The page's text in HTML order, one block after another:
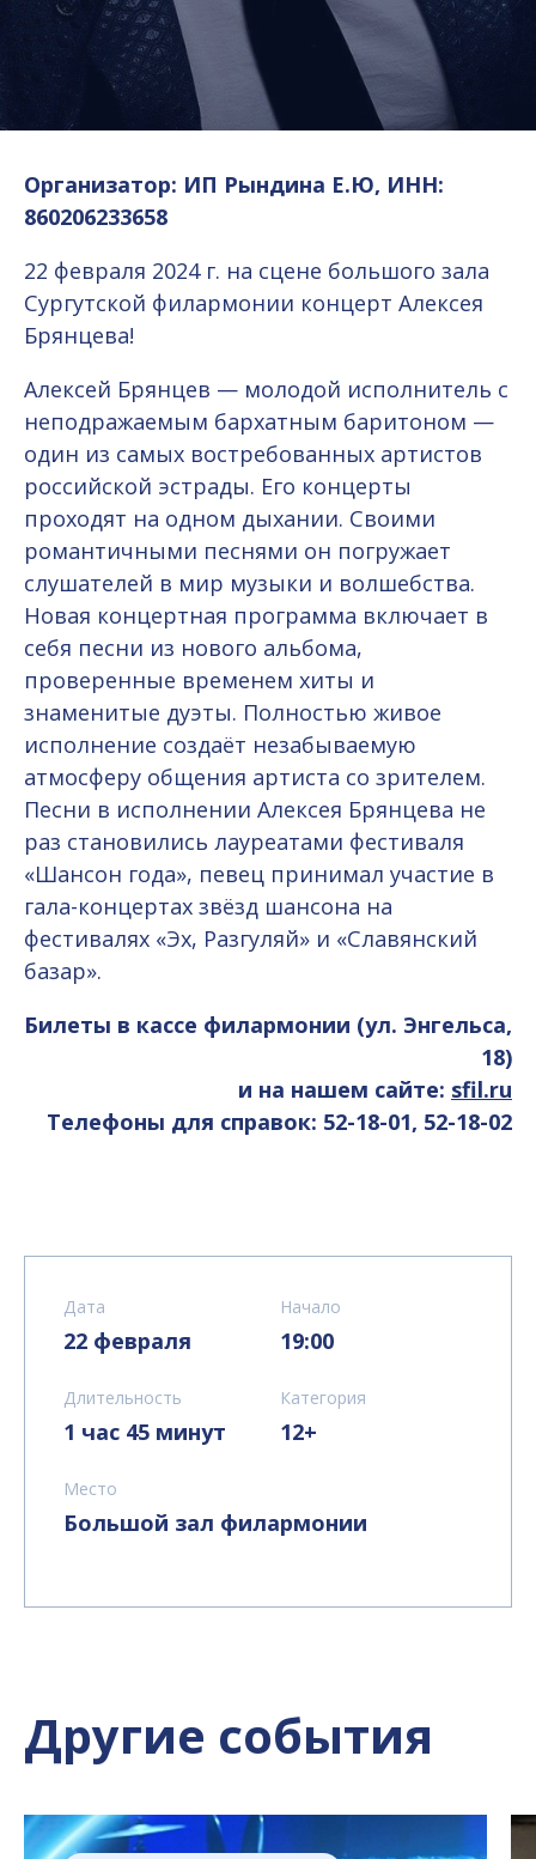
Организатор: ИП Рындина Е.Ю, ИНН:
860206233658
22 февраля 2024 г. на сцене большого зала
Сургутской филармонии концерт Алексея
Брянцева!
Алексей Брянцев — молодой исполнитель с
неподражаемым бархатным баритоном —
один из самых востребованных артистов
российской эстрады. Его концерты
проходят на одном дыхании. Своими
романтичными песнями он погружает
слушателей в мир музыки и волшебства.
Новая концертная программа включает в
себя песни из нового альбома,
проверенные временем хиты и
знаменитые дуэты. Полностью живое
исполнение создаёт незабываемую
атмосферу общения артиста со зрителем.
Песни в исполнении Алексея Брянцева не
раз становились лауреатами фестиваля
«Шансон года», певец принимал участие в
гала-концертах звёзд шансона на
фестивалях «Эх, Разгуляй» и «Славянский
базар».
Билеты в кассе филармонии (ул. Энгельса,
18)
и на нашем сайте: sfil.ru
Телефоны для справок: 52-18-01, 52-18-02
Дата
22 февраля
Начало
19:00
Длительность
1 час 45 минут
Категория
12+
Место
Большой зал филармонии
Другие события